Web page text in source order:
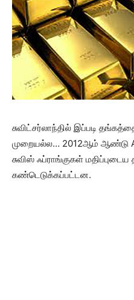
சுவிட்சர்லாந்தில் இப்படி
முறையல்ல… 2012ஆம் ஆண்டு
சுவிஸ் ஃப்ராங்குகள்
கண்டெடுக்கப்பட்டன.